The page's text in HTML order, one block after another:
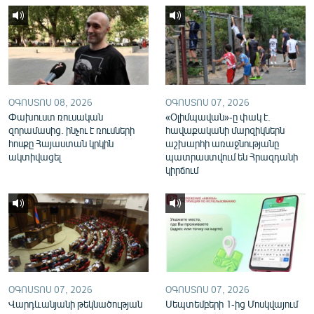
English
Русский
ՀԵՏԵՎԵՔ ՄԵԶ
«Ազատության» բոլոր կայքերը
ՕԳՈՍՏՈՍ 08, 2026
Փախուստ ռուսական
զորամասից. ինչու է ռուսների
հոսքը Հայաստան կրկին
ակտիվացել
ՕԳՈՍՏՈՍ 07, 2026
«Օլիմպավան»-ը փակ է.
հավաքականի մարզիկներն
աշխարհի առաջնությանը
պատրաստվում են Հրազդանի
կիրճում
ՕԳՈՍՏՈՍ 07, 2026
Վարդևանյանի թեկնածության
ՕԳՈՍՏՈՍ 07, 2026
Սեպտեմբերի 1-ից Մոսկվայում